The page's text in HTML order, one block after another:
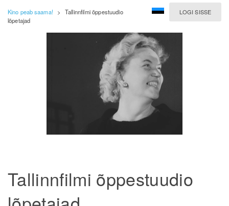
LOGI SISSE
Kino peab saama! >
Tallinnfilmi õppestuudio
lõpetajad
Tallinnfilmi õppestuudio